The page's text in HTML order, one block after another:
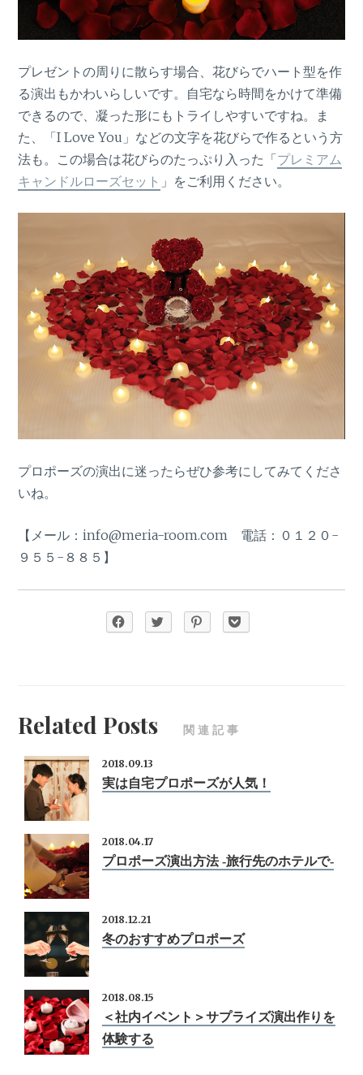
プレゼントの周りに散らす場合、花びらでハート型を作
る演出もかわいらしいです。自宅なら時間をかけて準備
できるので、凝った形にもトライしやすいですね。ま
た、「I Love You」などの文字を花びらで作るという方
法も。この場合は花びらのたっぷり入った「プレミアム
キャンドルローズセット 」をご利用ください。
プロポーズの演出に迷ったらぜひ参考にしてみてくださ
いね。
【メール：info@meria-room.com 電話：０１２０-
９５５-８８５】
Related Posts 関連記事
2018.09.13
実は自宅プロポーズが人気！
2018.04.17
プロポーズ演出方法 ‐旅行先のホテルで‐
2018.12.21
冬のおすすめプロポーズ
2018.08.15
＜社内イベント＞サプライズ演出作りを
体験する